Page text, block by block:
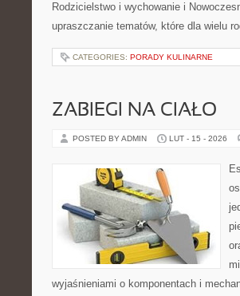
Rodzicielstwo i wychowanie i
upraszczanie tematów, które dla wielu
CATEGORIES: PORADY KULINARNE
ZABIEGI NA CIAŁO
POSTED BY ADMIN LUT - 15 - 2026
wyjaśnieniami o komponentach i